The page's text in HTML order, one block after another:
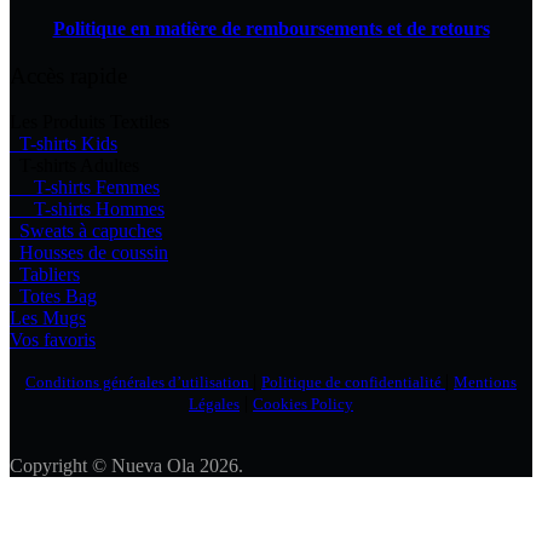
Politique en matière de remboursements et de retours
T-shirts Kids
T-shirts Femmes
T-shirts Hommes
Sweats à capuches
Housses de coussin
Tabliers
Totes Bag
Les Mugs
Vos favoris
Conditions générales d’utilisation Politique de confidentialité
Mentions
Légales
Cookies Policy
Copyright © Nueva Ola 2026.